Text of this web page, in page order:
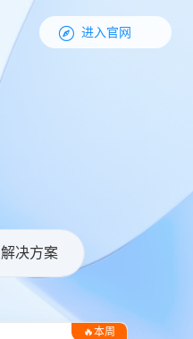
 进入官网
解决方案
🔥本周